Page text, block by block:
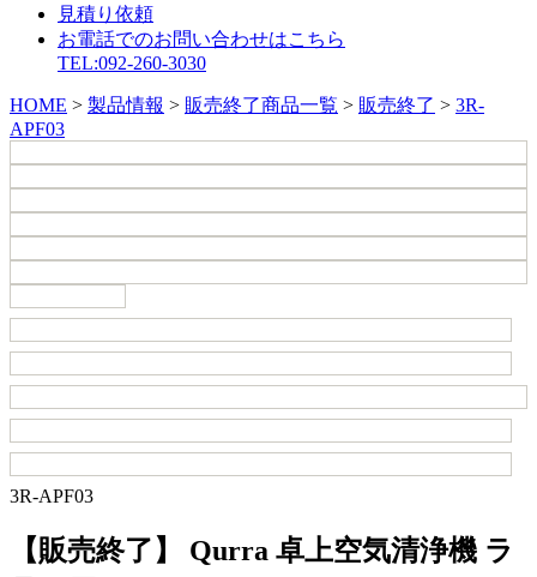
見積り依頼
お電話でのお問い合わせはこちら
TEL:092-260-3030
HOME > 製品情報 > 販売終了商品一覧 > 販売終了 > 3R-
APF03
3R-APF03
【販売終了】 Qurra 卓上空気清浄機 ラ